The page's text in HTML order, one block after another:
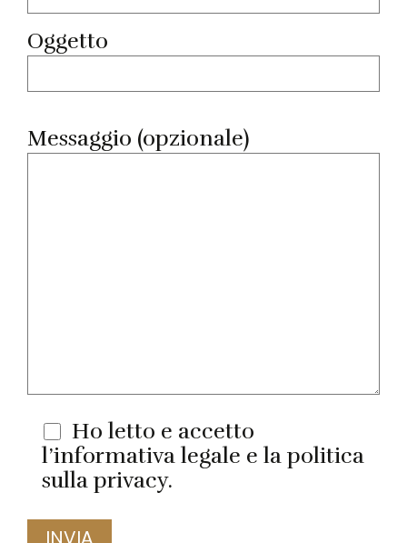
Oggetto
Messaggio (opzionale)
Ho letto e accetto
l’informativa legale e la politica
sulla privacy.